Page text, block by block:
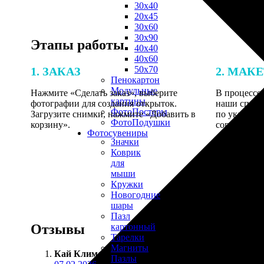
30х40
20х45
30х60
30х90
40х40
40х60
50х70
Пенокартон
Модульные
картины
ФотоПостеры
ФотоПодушки
Фотоcувениры
Значки
Коврик
для
мыши
Кружки
Новогодние
шары
Пазл
картонный
Тарелки
Магниты
Пазлы
Этапы работы
1. ЗАКАЗ
Нажмите «Сделать заказ», выберите
фотографии для создания открыток.
Загрузите снимки, нажмите «Добавить в
корзину».
2.
В процессе
наши
по
Отзывы
Кай Климов
: